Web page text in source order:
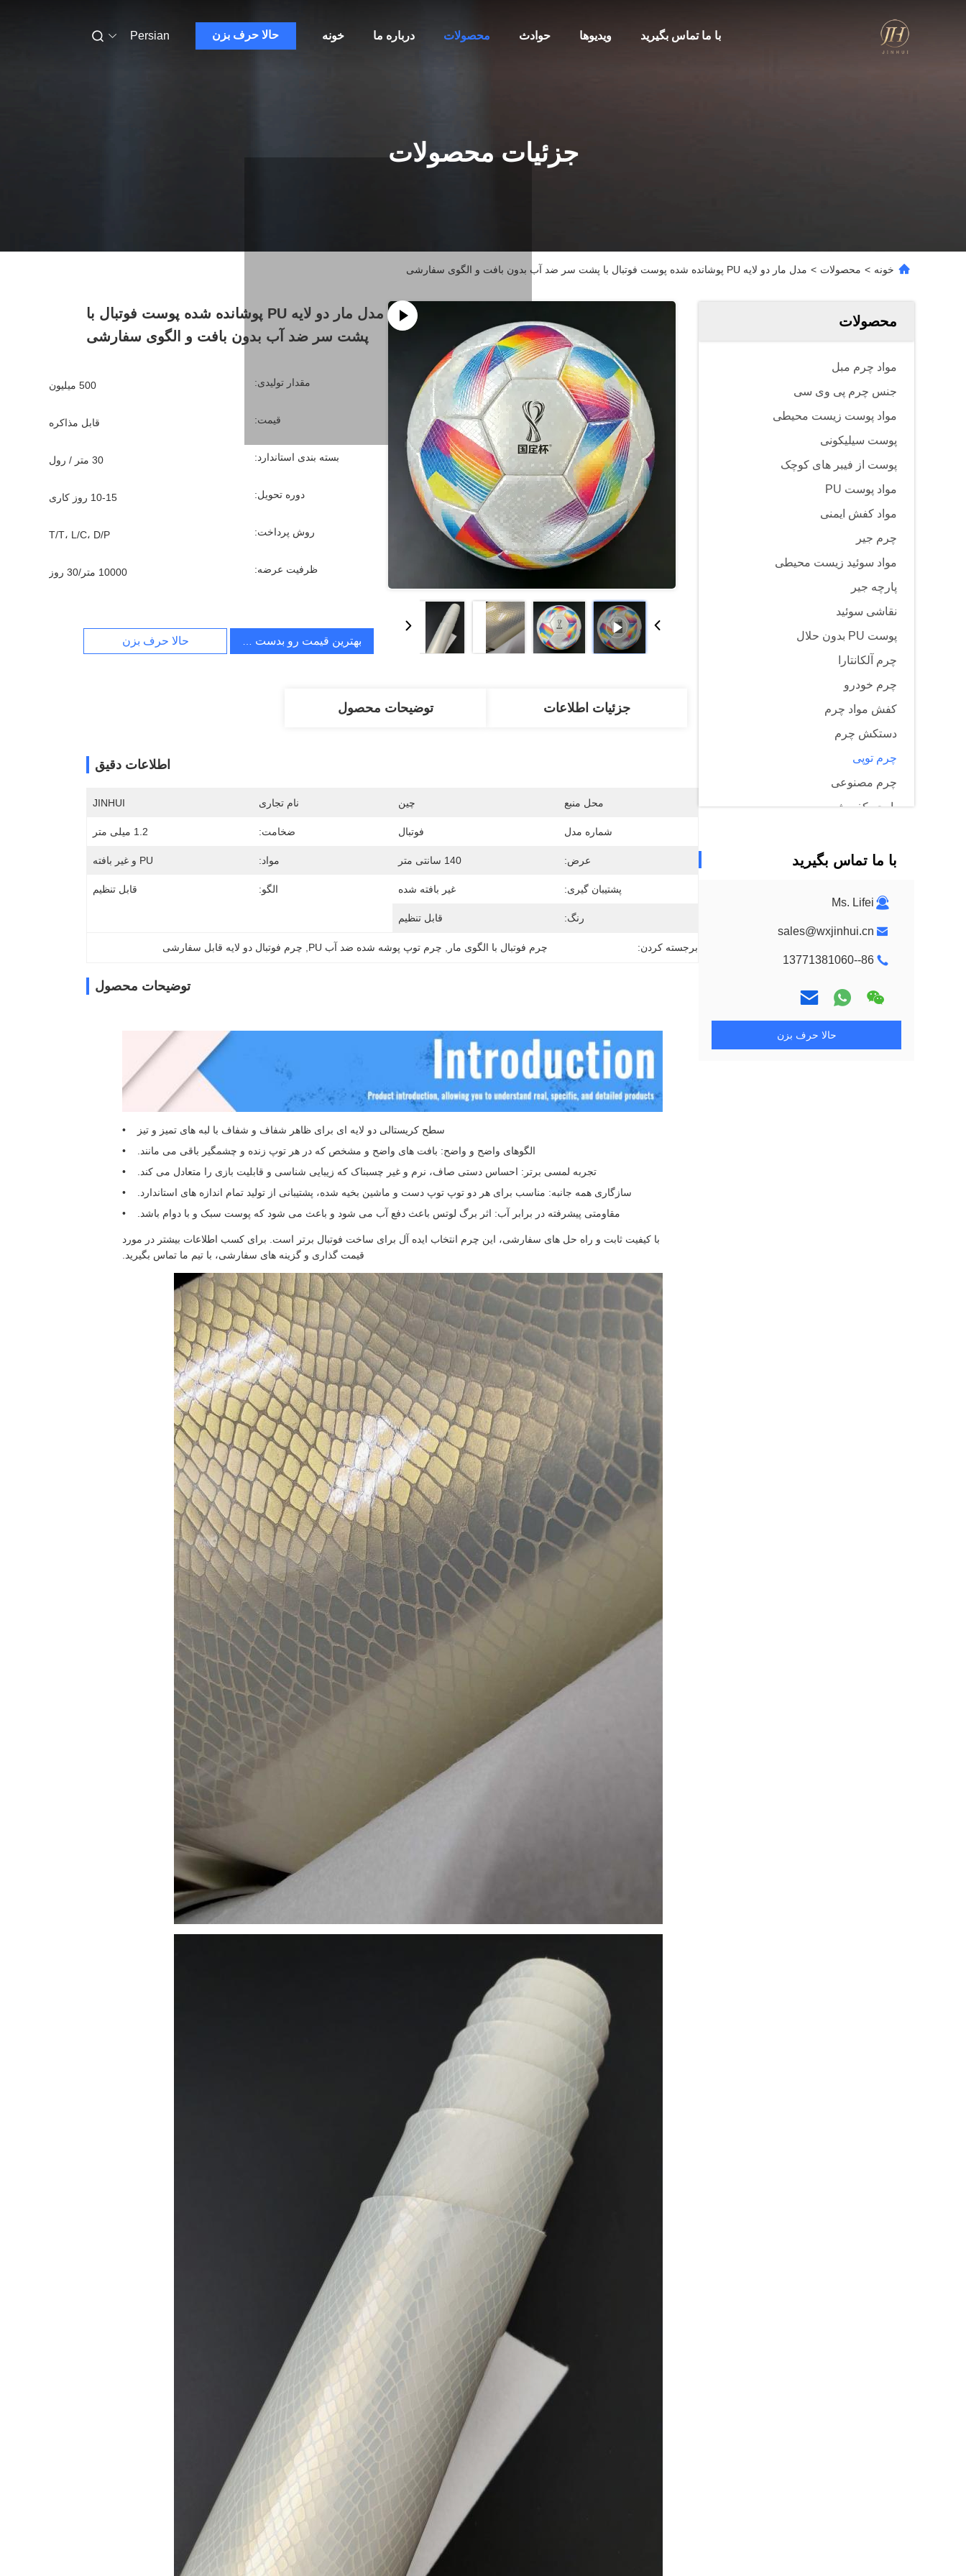
خونه درباره ما محصولات حوادث ویدیوها با ما تماس بگیرید حالا حرف بزن Persian
جزئیات محصولات
خونه > محصولات > مدل مار دو لایه PU پوشانده شده پوست فوتبال با پشت سر ضد آب بدون بافت و الگوی سفارشی
محصولات
مواد چرم مبل
جنس چرم پی وی سی
مواد پوست زیست محیطی
پوست سیلیکونی
پوست از فیبر های کوچک
مواد پوست PU
مواد کفش ایمنی
چرم جیر
مواد سوئید زیست محیطی
پارچه جیر
نقاشی سوئید
پوست PU بدون حلال
چرم آلکانتارا
چرم خودرو
کفش مواد چرم
دستکش چرم
چرم توپی
چرم مصنوعی
پارچه کفپوش
با ما تماس بگیرید
Ms. Lifei
sales@wxjinhui.cn
86--13771381060
حالا حرف بزن
مدل مار دو لایه PU پوشانده شده پوست فوتبال با
پشت سر ضد آب بدون بافت و الگوی سفارشی
مقدار تولیدی: 500 میلیون
قیمت: قابل مذاکره
بسته بندی استاندارد: 30 متر / رول
دوره تحویل: 10-15 روز کاری
روش پرداخت: T/T، L/C، D/P
ظرفیت عرضه: 10000 متر/30 روز
بهترین قیمت رو بدست بیار حالا حرف بزن
جزئیات اطلاعات توضیحات محصول
اطلاعات دقیق
محل منبع چین نام تجاری JINHUI
شماره مدل فوتبال ضخامت: 1.2 میلی متر
عرض: 140 سانتی متر مواد: PU و غیر بافته
پشتیبان گیری: غیر بافته شده الگو: قابل تنظیم
رنگ: قابل تنظیم
برجسته کردن: چرم فوتبال با الگوی مار چرم توپ پوشه شده ضد آب PU چرم فوتبال دو لایه قابل سفارشی
توضیحات محصول
سطح کریستالی دو لایه ای برای ظاهر شفاف و شفاف با لبه های تمیز و تیز
الگوهای واضح و واضح: بافت های واضح و مشخص که در هر توپ زنده و چشمگیر باقی می مانند.
تجربه لمسی برتر: احساس دستی صاف، نرم و غیر چسبناک که زیبایی شناسی و قابلیت بازی را متعادل می کند.
سازگاری همه جانبه: مناسب برای هر دو توپ توپ دست و ماشین بخیه شده، پشتیبانی از تولید تمام اندازه های استاندارد.
مقاومتی پیشرفته در برابر آب: اثر برگ لوتس باعث دفع آب می شود و باعث می شود که پوست سبک و با دوام باشد.
با کیفیت ثابت و راه حل های سفارشی، این چرم انتخاب ایده آل برای ساخت فوتبال برتر است. برای کسب اطلاعات بیشتر در مورد
قیمت گذاری و گزینه های سفارشی، با تیم ما تماس بگیرید.